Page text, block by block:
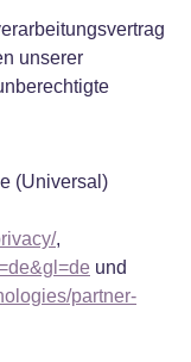
unserer
(Universal)
,
und
partner-